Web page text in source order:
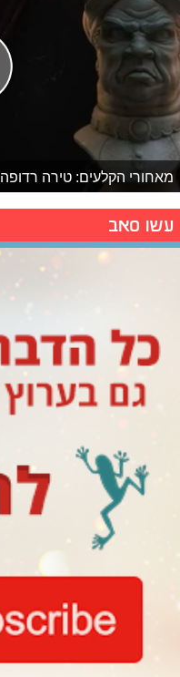
מאחורי הקלעים: טירה רדופה
עשו סאב